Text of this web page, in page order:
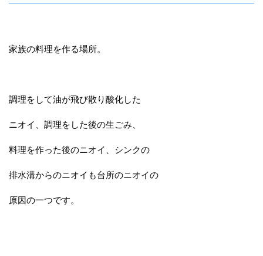
家族の料理を作る場所。
調理をして油が飛び散り酸化した
ニオイ、調理をした後の生ごみ、
料理を作った後のニオイ、シンクの
排水溝からのニオイも台所のニオイの
原因の一つです。